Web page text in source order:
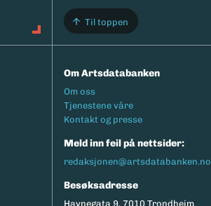
Til toppen
Om Artsdatabanken
Footermeny
Om oss
Tjenestene våre
Kontakt og presse
Meld inn feil på nettsider:
redaksjonen@artsdatabanken.no
Besøksadresse
Havnegata 9, 7010 Trondheim